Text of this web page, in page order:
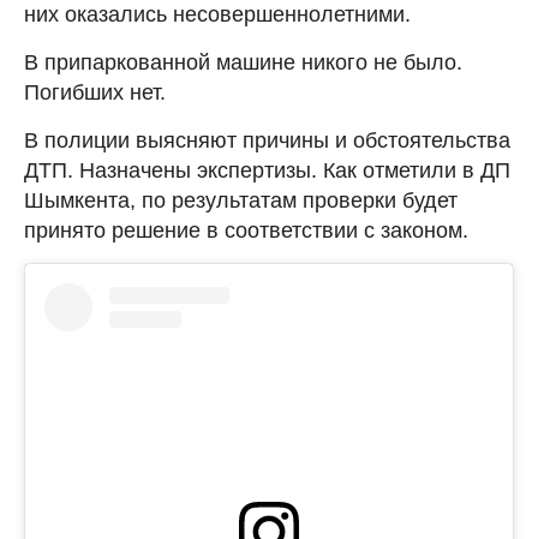
них оказались несовершеннолетними.
В припаркованной машине никого не было.
Погибших нет.
В полиции выясняют причины и обстоятельства
ДТП. Назначены экспертизы. Как отметили в ДП
Шымкента, по результатам проверки будет
принято решение в соответствии с законом.